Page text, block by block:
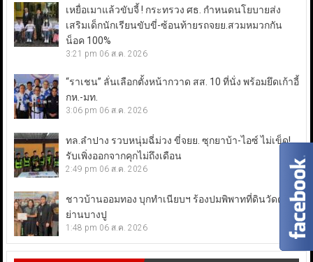
เหยื่อเมาแล้วขับจี้ ! กระทรวง ศธ. กำหนดนโยบายส่ง
เสริมเด็กนักเรียนขับขี่-ซ้อนท้ายรถจยย.สวมหมวกกัน
น็อค 100%
3:21 pm 06 ส.ค. 2026
“ราเชน” ลั่นเลือกตั้งหน้ากวาด สส. 10 ที่นั่ง พร้อมยึดเก้าอี้
กห.-มท.
3:06 pm 06 ส.ค. 2026
ทล.ลำปาง รวบหนุ่มฉี่ม่วง ขี่จยย. ซุกยาบ้า-ไอซ์ ไม่เข็ด!
รับเพิ่งออกจากคุกไม่ถึงเดือน
2:49 pm 06 ส.ค. 2026
ชาวบ้านออมทอง บุกทำเนียบฯ ร้องปมพิพาทที่ดินวัดดัง
ย่านบางปู
1:48 pm 06 ส.ค. 2026